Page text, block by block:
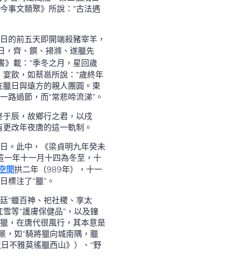
事文類聚》所說：“古法遇
的前五天即開端殺豬宰羊，
，齊、饌、掃滌、遂臘先
》載：“季冬之月，星回歲
飲，如蔡邕所說：“歲終年
日與遠方的親人團圓。東
過節，而“常悲啼流涕”。
辰，故鄉行之君，以戌
改年夜唐的這一軌制。
。此中，《梁貞明九年癸未
一年十一月十四為冬至，十
間拱二年（989年），十一
標注了“臘”。
“蠟百神、祀社稷、享太
等“護膚保健品”，以及鐘
，在唐代很風行，其本意是
，如“騎將獵向城南隅，臘
不雅莫徭臘西山》）、“野